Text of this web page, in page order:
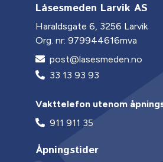
Låsesmeden Larvik AS
Haraldsgate 6, 3256 Larvik
Org. nr: 979944616mva
post@lasesmeden.no
33 13 93 93
Vakttelefon utenom
911 911 35
Åpningstider